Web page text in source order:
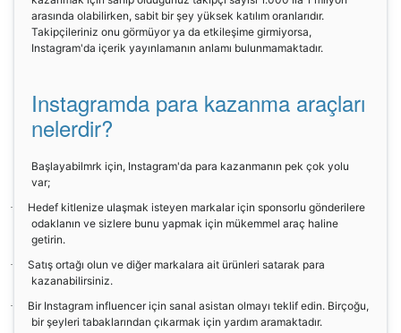
arasında olabilirken, sabit bir şey yüksek katılım oranlarıdır.
Takipçileriniz onu görmüyor ya da etkileşime girmiyorsa,
Instagram'da içerik yayınlamanın anlamı bulunmamaktadır.
Instagramda para kazanma araçları
nelerdir?
Başlayabilmrk için, Instagram'da para kazanmanın pek çok yolu
var;
·
Hedef kitlenize ulaşmak isteyen markalar için sponsorlu gönderilere
odaklanın ve sizlere bunu yapmak için mükemmel araç haline
getirin.
·
Satış ortağı olun ve diğer markalara ait ürünleri satarak para
kazanabilirsiniz.
·
Bir Instagram influencer için sanal asistan olmayı teklif edin. Birçoğu,
bir şeyleri tabaklarından çıkarmak için yardım aramaktadır.